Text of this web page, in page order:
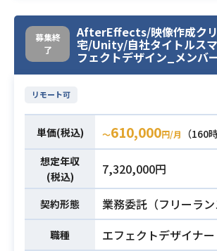
・Unity（Shuriken）
などその他パーティ
いたエフェクト制作
いずれかを用いたアニ
作経験
ューマーゲームでの実
募集終
了
AfterEffects/映像作成ク
宅/Unity/自社タイトルス
フェクトデザイン_メンバ
リモート可
単価(税込) 〜610,000円/月
（160
想定年収
(税込)
7,320,000円
契約形態 業務委託（フリーラン
職種 エフェクトデザイナー